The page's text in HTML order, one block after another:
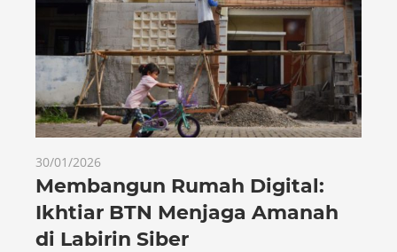
30/01/2026
Membangun Rumah Digital:
Ikhtiar BTN Menjaga Amanah
di Labirin Siber